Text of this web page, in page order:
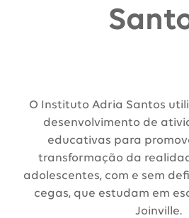
O Instituto Adria Santos
desenvolvimento de
educativas para
transformação da
adolescentes, com e sem
cegas, que estudam em
Joinville.